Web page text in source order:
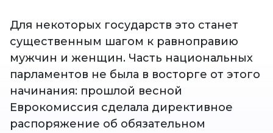
Для некоторых государств это станет
существенным шагом к равноправию
мужчин и женщин. Часть национальных
парламентов не была в восторге от этого
начинания: прошлой весной
Еврокомиссия сделала директивное
распоряжение об обязательном